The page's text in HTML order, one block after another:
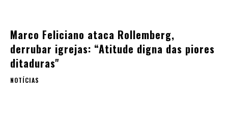
Marco Feliciano ataca Rollemberg,
derrubar igrejas: “Atitude digna das piores
ditaduras"
NOTÍCIAS